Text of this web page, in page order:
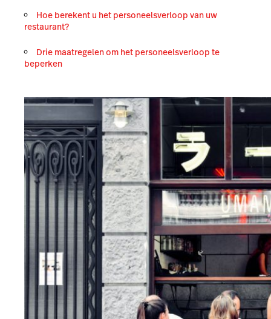
Hoe berekent u het personeelsverloop van uw
restaurant?
Drie maatregelen om het personeelsverloop te
beperken